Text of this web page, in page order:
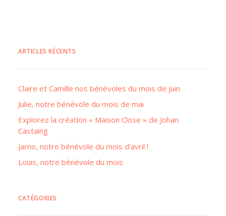
ARTICLES RÉCENTS
Claire et Camille nos bénévoles du mois de juin
Julie, notre bénévole du mois de mai
Explorez la création « Maison Close » de Johan
Castaing
Jarno, notre bénévole du mois d’avril !
Louis, notre bénévole du mois
CATÉGORIES